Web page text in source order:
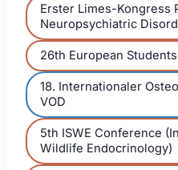
Erster Limes-Kongress
Neuropsychiatric
26th European
18. Internationaler
VOD
5th ISWE Conference
Wildlife Endocrinology)